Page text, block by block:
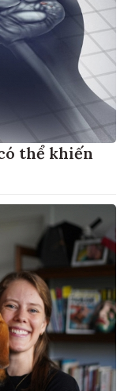
thể khiến